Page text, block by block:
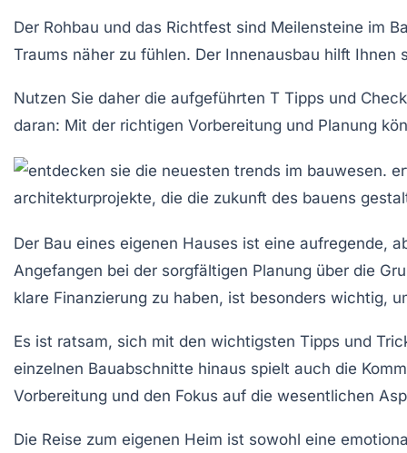
Der Rohbau und das Richtfest sind Meilensteine im
Traums näher zu fühlen. Der Innenausbau hilft Ihnen
Nutzen Sie daher die aufgeführten T Tipps und
daran: Mit der richtigen Vorbereitung und Planung
Der Bau eines eigenen Hauses ist eine aufregende,
Angefangen bei der sorgfältigen Planung über die
klare Finanzierung zu haben, ist besonders wichtig,
Es ist ratsam, sich mit den wichtigsten Tipps und
einzelnen Bauabschnitte hinaus spielt auch die
Vorbereitung und den Fokus auf die wesentlichen
Die Reise zum eigenen Heim ist sowohl eine